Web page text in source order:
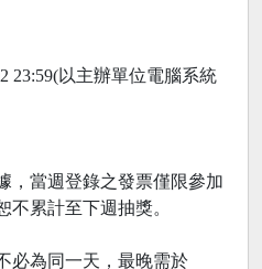
23:59(以主辦單位電腦系統
，當週登錄之發票僅限參加
不累計至下週抽獎。
必為同一天，最晚需於